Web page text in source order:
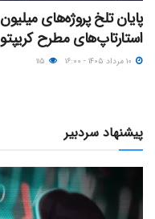
استارتاپ‌های مطرح کریپتو
پیشنهاد سردبیر